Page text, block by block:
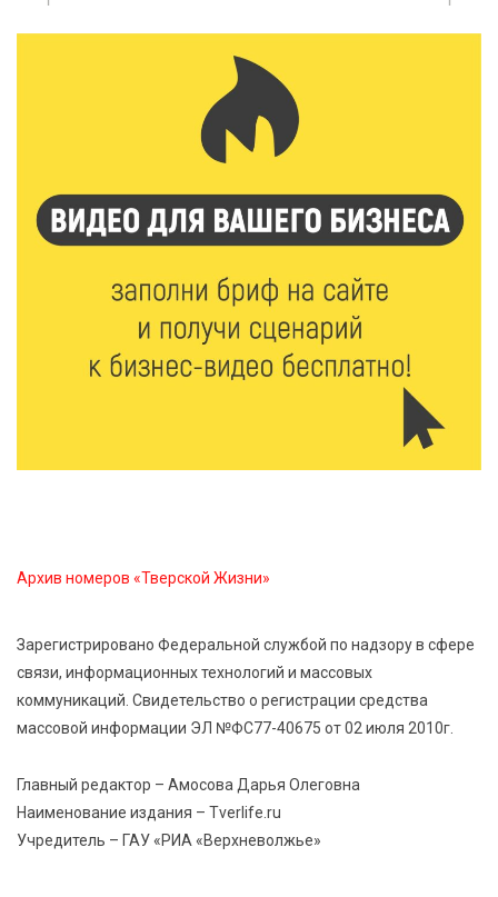
От теории до практики: в детских лагерях Тверской
области проходят «Дни безопасности»
8 Авг 2026 10:37 394
Арбуз без риска: на что обратить внимание при
покупке — советы Роскачества
Виталий Королев рассказал о доступном спорте
для жителей Верхневолжья
В Нелидово открылся бассейн
8 Авг 2026 05:02 455
В Тверской области провели Арбузный книжный
день
Архив номеров «Тверской Жизни»
Зарегистрировано Федеральной службой по надзору в сфере
связи, информационных технологий и массовых
коммуникаций. Свидетельство о регистрации средства
массовой информации ЭЛ №ФС77-40675 от 02 июля 2010г.
Главный редактор – Амосова Дарья Олеговна
Наименование издания – Tverlife.ru
Учредитель – ГАУ «РИА «Верхневолжье»